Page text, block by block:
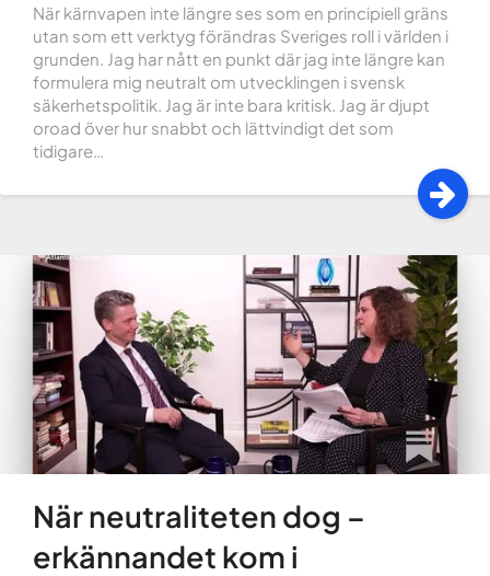
När kärnvapen inte längre ses som en principiell gräns
utan som ett verktyg förändras Sveriges roll i världen i
grunden. Jag har nått en punkt där jag inte längre kan
formulera mig neutralt om utvecklingen i svensk
säkerhetspolitik. Jag är inte bara kritisk. Jag är djupt
oroad över hur snabbt och lättvindigt det som
tidigare…
När neutraliteten dog –
erkännandet kom i